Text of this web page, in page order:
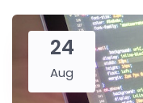
24
Aug